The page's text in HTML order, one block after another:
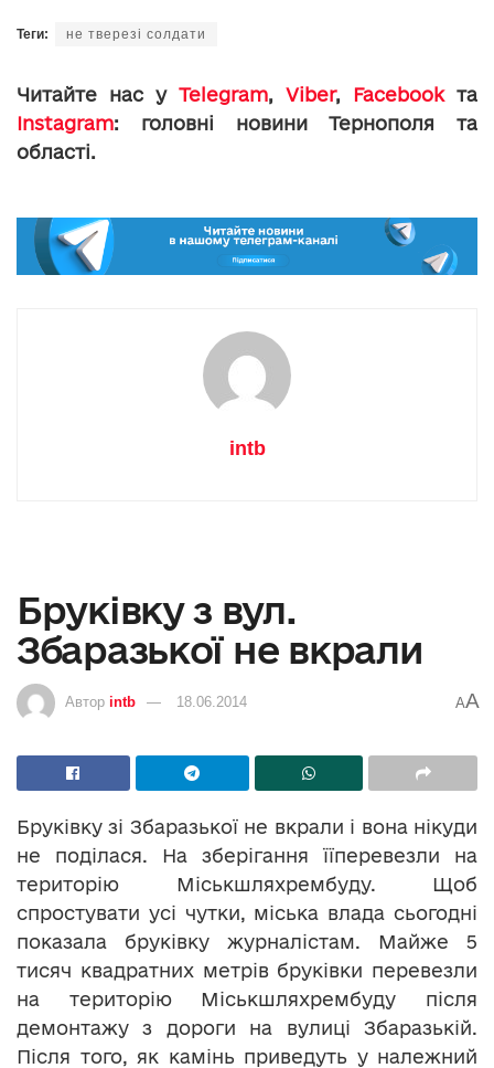
Теги: не тверезі солдати
Читайте нас у Telegram, Viber, Facebookта
Instagram: головні новини Тернополя та
області.
intb
Бруківку з вул.
Збаразької не вкрали
Автор intb 18.06.2014 AA
Бруківку зі Збаразької не вкрали і вона нікуди
не поділася. На зберігання їїперевезли на
територію Міськшляхрембуду. Щоб
спростувати усі чутки, міська влада сьогодні
показала бруківку журналістам. Майже 5
тисяч квадратних метрів бруківки перевезли
на територію Міськшляхрембуду після
демонтажу з дороги на вулиці Збаразькій.
Після того, як камінь приведуть у належний